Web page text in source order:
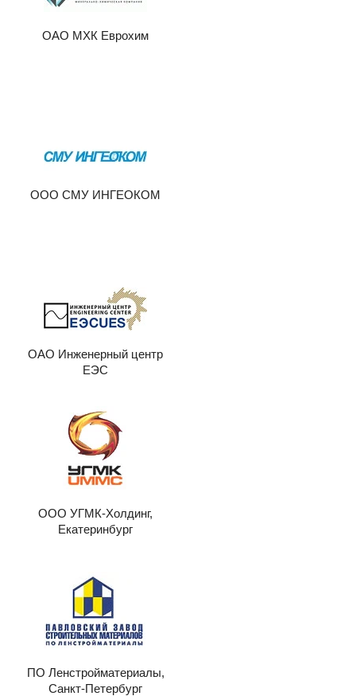
ОАО МХК Еврохим
ООО СМУ ИНГЕОКОМ
ОАО Инженерный центр
ЕЭС
ООО УГМК-Холдинг,
Екатеринбург
ПО Ленстройматериалы,
Санкт-Петербург